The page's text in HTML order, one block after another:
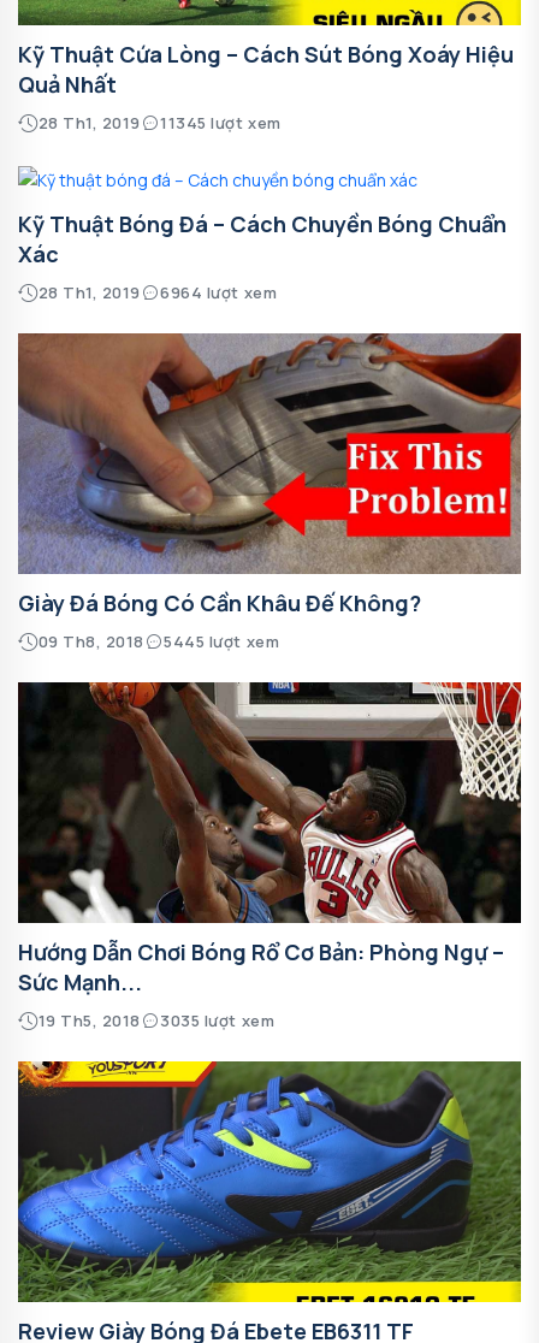
Kỹ Thuật Cứa Lòng – Cách Sút Bóng Xoáy Hiệu
Quả Nhất
28 Th1, 2019 11345 lượt xem
Kỹ Thuật Bóng Đá – Cách Chuyền Bóng Chuẩn
Xác
28 Th1, 2019 6964 lượt xem
Giày Đá Bóng Có Cần Khâu Đế Không?
09 Th8, 2018 5445 lượt xem
Hướng Dẫn Chơi Bóng Rổ Cơ Bản: Phòng Ngự –
Sức Mạnh...
19 Th5, 2018 3035 lượt xem
Review Giày Bóng Đá Ebete EB6311 TF